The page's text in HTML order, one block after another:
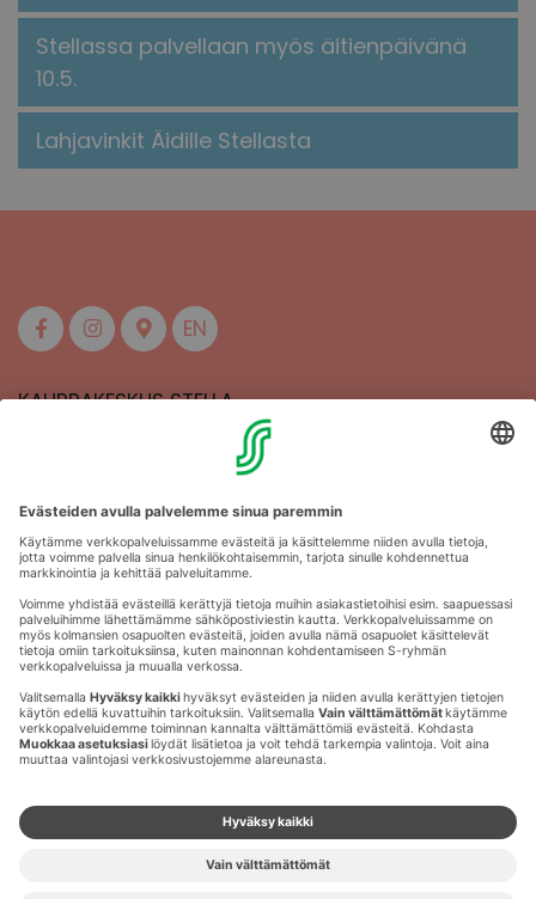
Stellassa palvellaan myös äitienpäivänä
10.5.
Lahjavinkit Äidille Stellasta
EN
KAUPPAKESKUS STELLA
Aukioloajat
Anna palautetta
Kartat
Stellan esittely
Tapahtumajärjestäjille
Toriparkki
Vuokrattavat liikehuoneistot
Yhteystiedot